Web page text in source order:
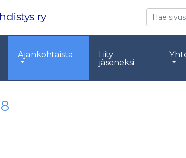
ry Etsi
Ajankohtaista
Liity
jäseneksi